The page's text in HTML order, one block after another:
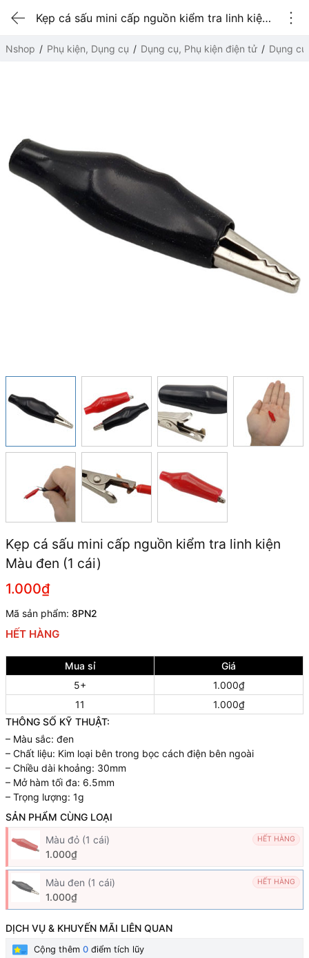
Kẹp cá sấu mini cấp nguồn kiểm tra linh kiện Màu đen (1 cái)
Nshop Phụ kiện, Dụng cụ Dụng cụ, Phụ kiện điện tử Dụng
Kẹp cá sấu mini cấp nguồn kiểm tra linh kiện
Màu đen (1 cái)
1.000₫
Mã sản phẩm: 8PN2
HẾT HÀNG
Mua sỉ
Giá
5+
1.000₫
11
1.000₫
THÔNG SỐ KỸ THUẬT:
– Màu sắc: đen
– Chất liệu: Kim loại bên trong bọc cách điện bên ngoài
– Chiều dài khoảng: 30mm
– Mở hàm tối đa: 6.5mm
– Trọng lượng: 1g
SẢN PHẨM CÙNG LOẠI
Màu đỏ (1 cái)
HẾT HÀNG
1.000₫
Màu đen (1 cái) HẾT HÀNG
1.000₫
DỊCH VỤ & KHUYẾN MÃI LIÊN QUAN
Cộng thêm 0 điểm tích lũy